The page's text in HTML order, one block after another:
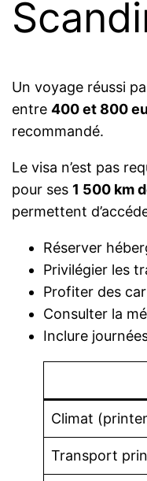
Un voyage réussi
entre400 et 800
recommandé.
Le visa n’est pas
pour ses 1 500 km
permettent
Réserver
Privilégier les
Profiter des
Consulter la
Inclure
Climat
Transport